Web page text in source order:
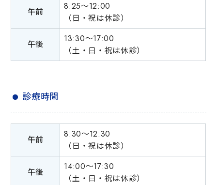
午前
8:25〜12:00
（日・祝は休診）
午後
13:30〜17:00
（土・日・祝は休診）
診療時間
午前
8:30〜12:30
（日・祝は休診）
午後
14:00〜17:30
（土・日・祝は休診）